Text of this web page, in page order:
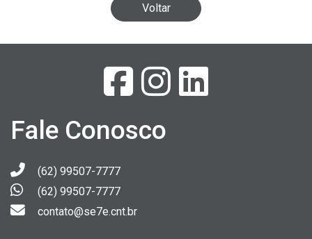
Voltar
Fale Conosco
(62) 99507-7777
(62) 99507-7777
contato@se7e.cnt.br